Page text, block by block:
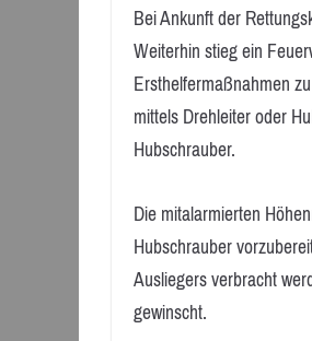
Bei Ankunft der
Weiterhin stieg ein
Ersthelfermaßnahmen
mittels Drehleiter oder
Hubschrauber.
Die mitalarmierten
Hubschrauber
Ausliegers verbracht
gewinscht.